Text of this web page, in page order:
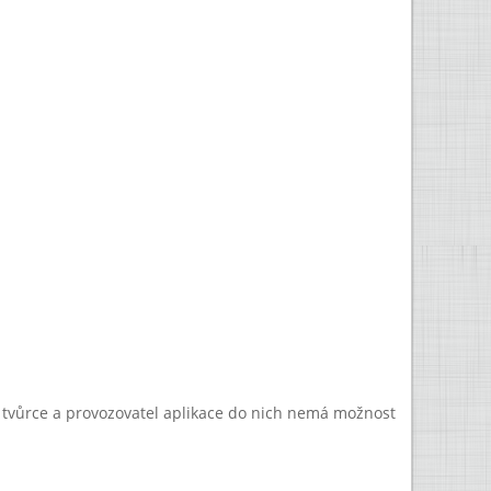
a provozovatel aplikace do nich nemá možnost